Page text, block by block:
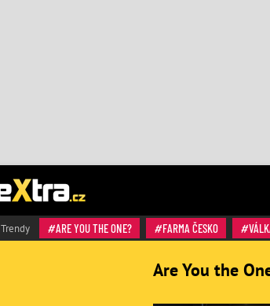
Trendy ARE YOU THE ONE? FARMA ČESKO
Are You the